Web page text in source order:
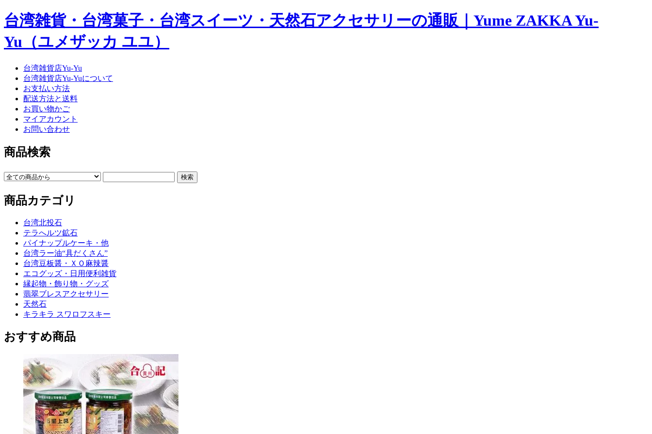
台湾雑貨・台湾菓子・台湾スイーツ・天然石アクセサリーの通販｜Yume ZAKKA Yu-
Yu（ユメザッカ ユユ）
台湾雑貨店Yu-Yu
台湾雑貨店Yu-Yuについて
お支払い方法
配送方法と送料
お買い物かご
マイアカウント
お問い合わせ
商品検索
商品カテゴリ
台湾北投石
テラへルツ鉱石
パイナップルケーキ・他
台湾ラー油“具だくさん”
台湾豆板醤・ＸＯ麻辣醤
エコグッズ・日用便利雑貨
縁起物・飾り物・グッズ
翡翠ブレスアクセサリー
天然石
キラキラ スワロフスキー
おすすめ商品